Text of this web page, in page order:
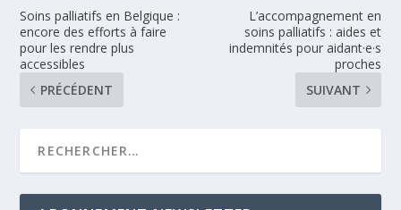
Soins palliatifs en Belgique :
encore des efforts à faire
pour les rendre plus
accessibles
PRÉCÉDENT
L’accompagnement en
soins palliatifs : aides et
indemnités pour aidant·e·s
proches
SUIVANT